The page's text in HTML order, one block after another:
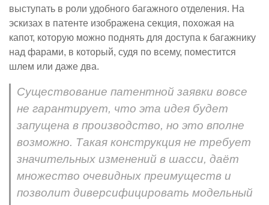
выступать в роли удобного багажного отделения. На
эскизах в патенте изображена секция, похожая на
капот, которую можно поднять для доступа к багажнику
над фарами, в который, судя по всему, поместится
шлем или даже два.
Существование патентной заявки вовсе
не гарантирует, что эта идея будет
запущена в производство, но это вполне
возможно. Такая конструкция не требует
значительных изменений в шасси, даёт
множество очевидных преимуществ и
позволит диверсифицировать модельный